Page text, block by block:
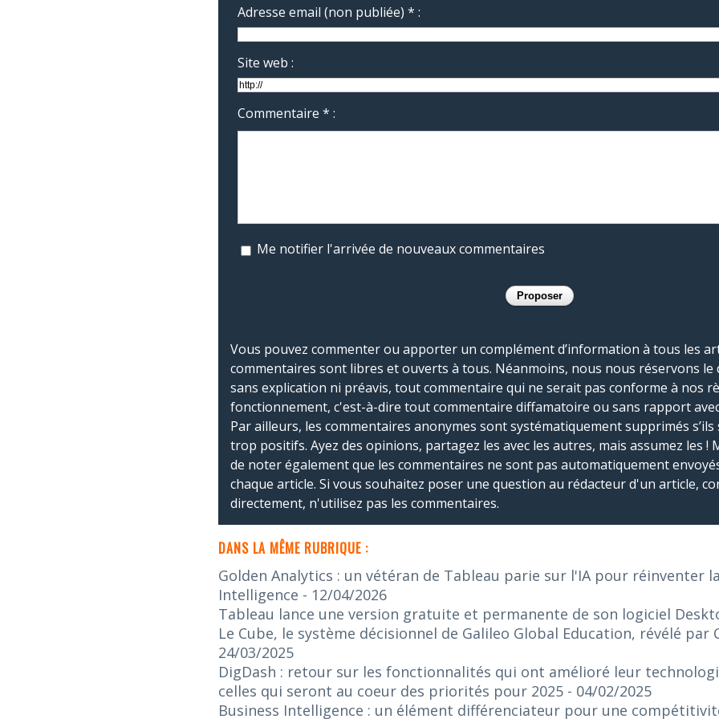
Adresse email (non publiée) * :
Site web :
Commentaire * :
Me notifier l'arrivée de nouveaux commentaires
Vous pouvez commenter ou apporter un complément d’information à tous les
commentaires sont libres et ouverts à tous. Néanmoins, nous nous réservons
sans explication ni préavis, tout commentaire qui ne serait pas conforme à nos
fonctionnement, c'est-à-dire tout commentaire diffamatoire ou sans rapport avec
Par ailleurs, les commentaires anonymes sont systématiquement supprimés
trop positifs. Ayez des opinions, partagez les avec les autres, mais assumez les !
de noter également que les commentaires ne sont pas automatiquement
chaque article. Si vous souhaitez poser une question au rédacteur d'un article,
directement, n'utilisez pas les commentaires.
DANS LA MÊME RUBRIQUE :
Golden Analytics : un vétéran de Tableau parie sur l'IA pour réinventer
Intelligence - 12/04/2026
Tableau lance une version gratuite et permanente de son logiciel
Le Cube, le système décisionnel de Galileo Global Education, révélé par
24/03/2025
DigDash : retour sur les fonctionnalités qui ont amélioré leur
celles qui seront au coeur des priorités pour 2025 - 04/02/2025
Business Intelligence : un élément différenciateur pour une